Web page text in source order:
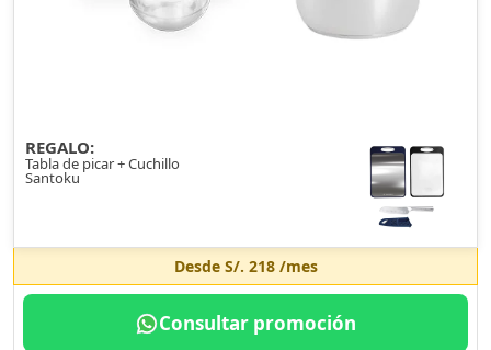
REGALO:
Tabla de picar + Cuchillo
Santoku
Desde S/. 218/mes
Consultar promoción